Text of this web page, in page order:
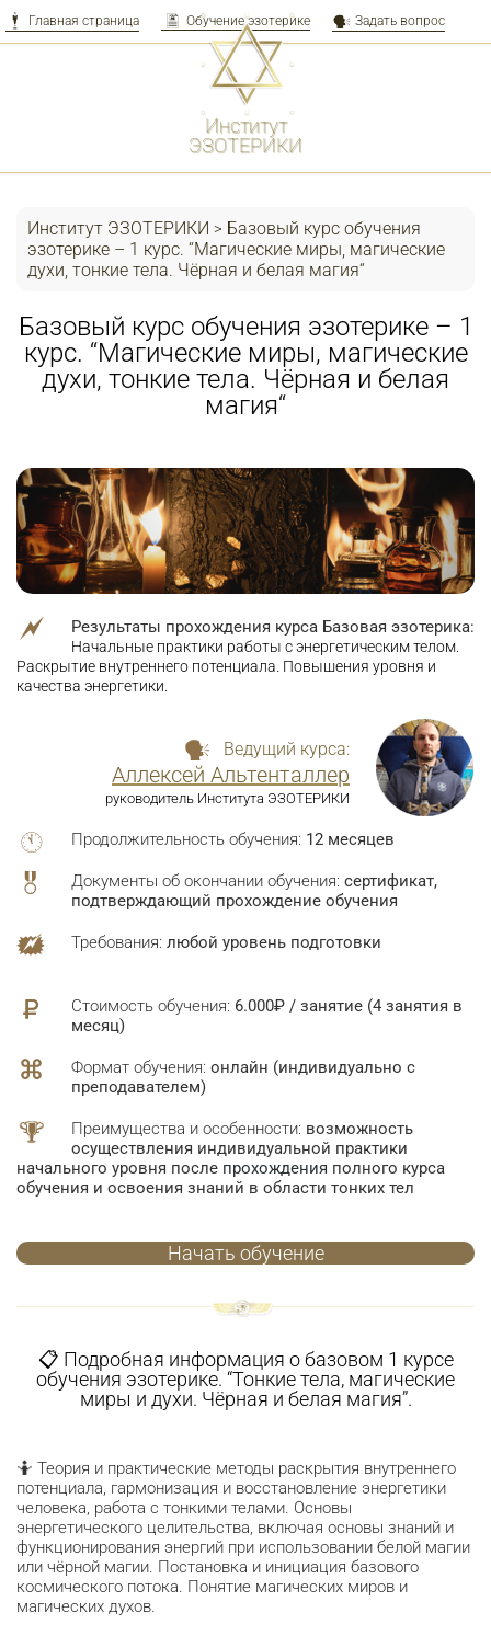
Главная страница Обучение эзотерике Задать вопрос
Институт
ЭЗОТЕРИКИ
Институт ЭЗОТЕРИКИ > Базовый курс обучения
эзотерике – 1 курс. “Магические миры, магические
духи, тонкие тела. Чёрная и белая магия“
Базовый курс обучения эзотерике – 1
курс. “Магические миры, магические
духи, тонкие тела. Чёрная и белая
магия“
Результаты прохождения курса Базовая эзотерика:
Начальные практики работы с энергетическим телом.
Раскрытие внутреннего потенциала. Повышения уровня и
качества энергетики.
Ведущий курса:
Аллексей Альтенталлер
руководитель Института ЭЗОТЕРИКИ
Продолжительность обучения: 12 месяцев
Документы об окончании обучения: сертификат,
подтверждающий прохождение обучения
Требования: любой уровень подготовки
Стоимость обучения: 6.000₽ / занятие (4 занятия в
месяц)
Формат обучения: онлайн (индивидуально с
преподавателем)
Преимущества и особенности: возможность
осуществления индивидуальной практики
начального уровня после прохождения полного курса
обучения и освоения знаний в области тонких тел
Начать обучение
📋 Подробная информация о базовом 1 курсе
обучения эзотерике. “Тонкие тела, магические
миры и духи. Чёрная и белая магия”.
🤷 Теория и практические методы раскрытия внутреннего
потенциала, гармонизация и восстановление энергетики
человека, работа с тонкими телами. Основы
энергетического целительства, включая основы знаний и
функционирования энергий при использовании белой магии
или чёрной магии. Постановка и инициация базового
космического потока. Понятие магических миров и
магических духов.